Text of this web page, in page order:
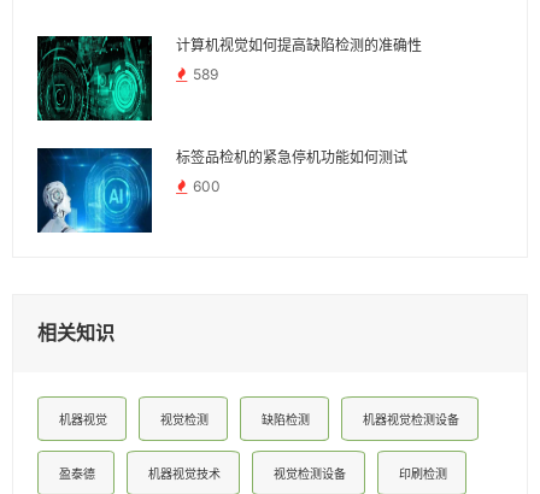
计算机视觉如何提高缺陷检测的准确性
589
标签品检机的紧急停机功能如何测试
600
相关知识
机器视觉 视觉检测 缺陷检测 机器视觉检测设备
盈泰德 机器视觉技术 视觉检测设备 印刷检测